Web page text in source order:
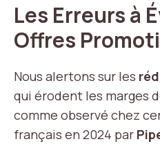
Les Erreurs à
Offres
Nous alertons sur les
qui érodent les marges
comme observé chez
français en 2024 par